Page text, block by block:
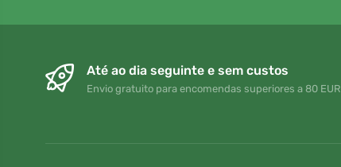
Até ao dia seguinte e sem custos
Envio gratuito para encomendas superiores a 80 EUR